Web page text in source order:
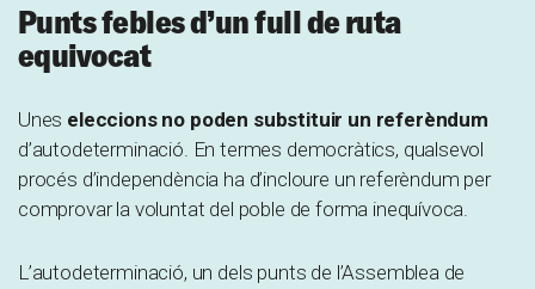
Punts febles d’un full de ruta
equivocat
Unes eleccions no poden substituir un referèndum
d’autodeterminació. En termes democràtics, qualsevol
procés d’independència ha d’incloure un referèndum per
comprovar la voluntat del poble de forma inequívoca.
L’autodeterminació, un dels punts de l’Assemblea de